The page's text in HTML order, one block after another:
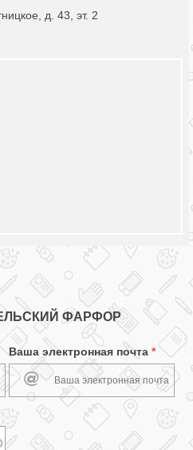
д. 43, эт. 2
ФАРФОР
Ваша электронная почта *